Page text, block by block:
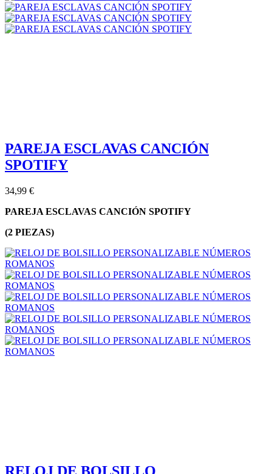
PAREJA ESCLAVAS CANCIÓN
SPOTIFY
34,99 €
PAREJA ESCLAVAS CANCIÓN SPOTIFY
(2 PIEZAS)